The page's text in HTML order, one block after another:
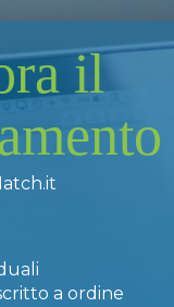
il
a ordine